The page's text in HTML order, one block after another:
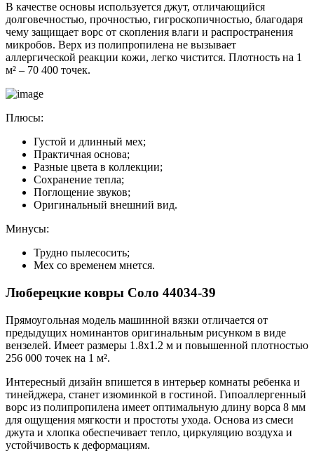
В качестве основы используется джут, отличающийся
долговечностью, прочностью, гигроскопичностью, благодаря
чему защищает ворс от скопления влаги и распространения
микробов. Верх из полипропилена не вызывает
аллергической реакции кожи, легко чистится. Плотность на 1
м² – 70 400 точек.
Плюсы:
Густой и длинный мех;
Практичная основа;
Разные цвета в коллекции;
Сохранение тепла;
Поглощение звуков;
Оригинальный внешний вид.
Минусы:
Трудно пылесосить;
Мех со временем мнется.
Люберецкие ковры Соло 44034-39
Прямоугольная модель машинной вязки отличается от
предыдущих номинантов оригинальным рисунком в виде
вензелей. Имеет размеры 1.8х1.2 м и повышенной плотностью
256 000 точек на 1 м².
Интересный дизайн впишется в интерьер комнаты ребенка и
тинейджера, станет изюминкой в гостиной. Гипоаллергенный
ворс из полипропилена имеет оптимальную длину ворса 8 мм
для ощущения мягкости и простоты ухода. Основа из смеси
джута и хлопка обеспечивает тепло, циркуляцию воздуха и
устойчивость к деформациям.